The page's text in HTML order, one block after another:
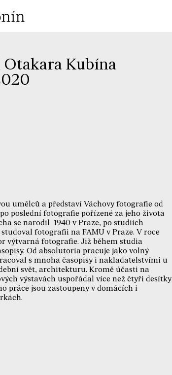
Kubína
umělců a představí Váchovy fotografie od
poslední fotografie pořízené za jeho života
se narodil 1940 v Praze, po studiích
fotografii na FAMU v Praze. V roce
výtvarná fotografie. Již během studia
Od absolutoria pracuje jako volný
s mnoha časopisy i nakladatelstvími u
svět, architekturu. Kromě účasti na
výstavách uspořádal více než čtyři desítky
práce jsou zastoupeny v domácích i